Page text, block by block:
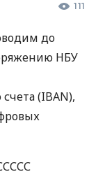
111
до
НБУ
(IBAN),